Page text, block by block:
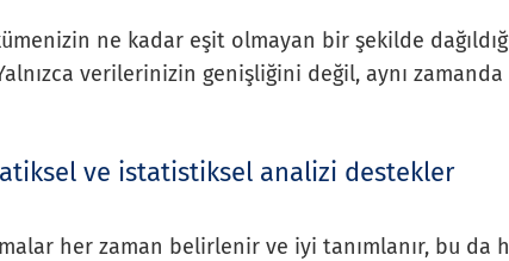
ne kadar eşit olmayan bir şekilde
verilerinizin genişliğini değil, aynı
ve istatistiksel analizi destekler
her zaman belirlenir ve iyi tanımlanır, bu da